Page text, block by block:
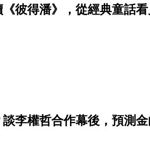
彼得潘》，從經典童話
李權哲合作幕後，預測